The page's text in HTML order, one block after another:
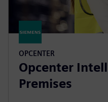
OPCENTER
Opcenter
Premises